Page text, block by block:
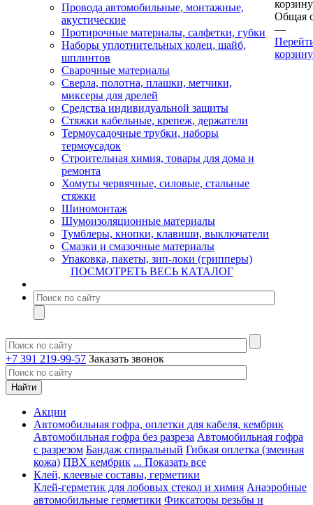
Провода автомобильные, монтажные,
акустические
Протирочные материалы, салфетки, губки
Наборы уплотнительных колец, шайб,
шплинтов
Сварочные материалы
Сверла, полотна, плашки, метчики,
миксеры для дрелей
Средства индивидуальной защиты
Стяжки кабельные, крепеж, держатели
Термоусадочные трубки, наборы
термоусадок
Строительная химия, товары для дома и
ремонта
Хомуты червячные, силовые, стальные
стяжки
Шиномонтаж
Шумоизоляционные материалы
Тумблеры, кнопки, клавиши, выключатели
Смазки и смазочные материалы
Упаковка, пакеты, зип-локи (грипперы)
ПОСМОТРЕТЬ ВЕСЬ КАТАЛОГ
+7 391 219-99-57 Заказать звонок
Общая
—
корзину
Акции
Автомобильная гофра, оплетки для кабеля, кембрик
Автомобильная гофра без разреза Автомобильная гофра
с разрезом Бандаж спиральный Гибкая оплетка (змеиная
кожа) ПВХ кембрик ... Показать все
Клей, клеевые составы, герметики
Клей-герметик для лобовых стекол и химия Анаэробные
автомобильные герметики Фиксаторы резьбы и